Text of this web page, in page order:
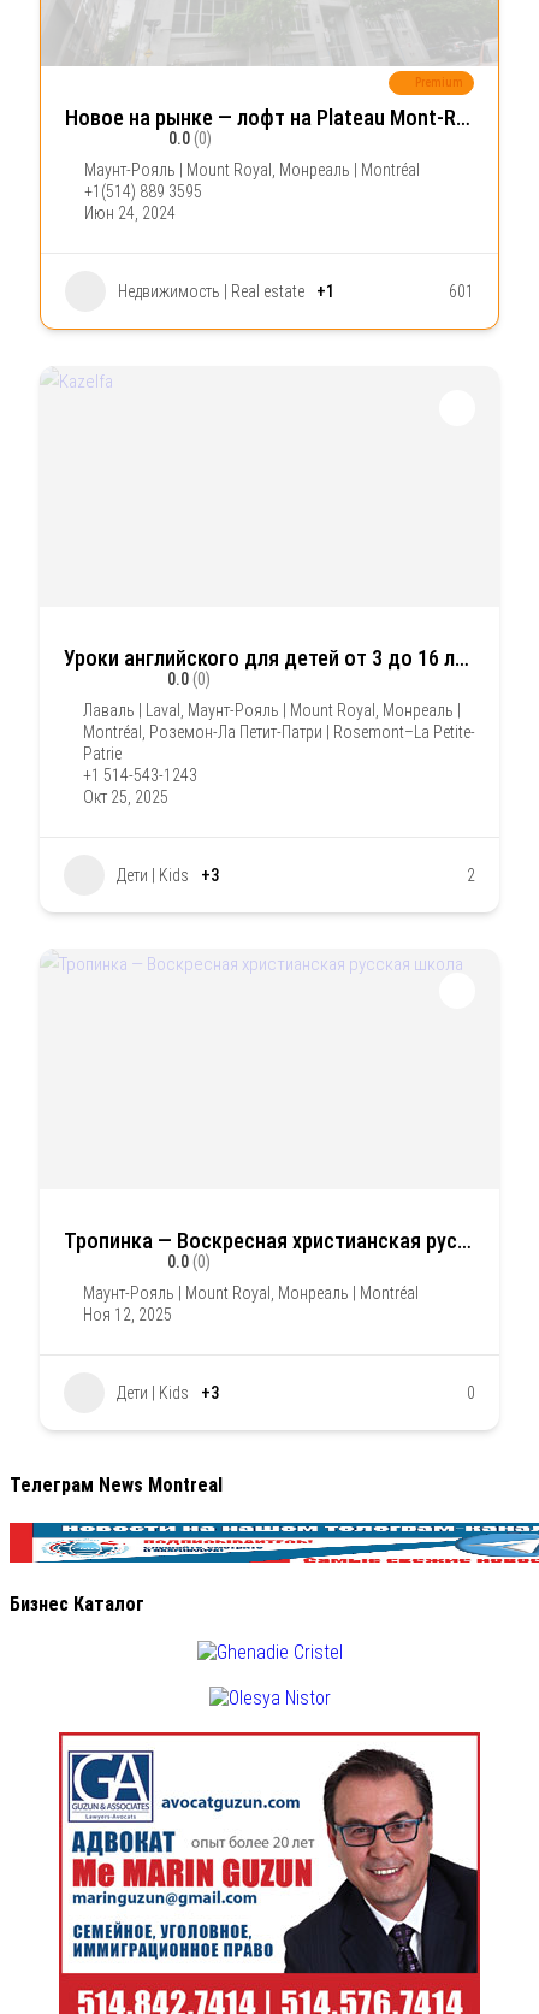
Premium
Новое на рынке — лофт на Plateau Mont-Royal!
0.0 (0)
Маунт-Рояль | Mount Royal , Монреаль | Montréal
+1(514) 889 3595
Июн 24, 2024
Недвижимость | Real estate +1 601
Уроки английского для детей от 3 до 16 лет
0.0 (0)
Лаваль | Laval , Маунт-Рояль | Mount Royal , Монреаль |
Montréal , Роземон-Ла Петит-Патри | Rosemont–La Petite-
Patrie
+1 514-543-1243
Окт 25, 2025
Дети | Kids +3 2
Тропинка — Воскресная христианская русская школа
0.0 (0)
Маунт-Рояль | Mount Royal , Монреаль | Montréal
Ноя 12, 2025
Дети | Kids +3 0
Телеграм News Montreal
Бизнес Каталог